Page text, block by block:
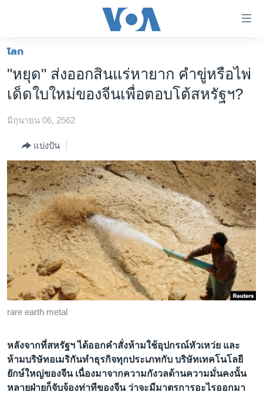
ต่อ
ข้าม
เนื้อหา
ข้าม
หลัก
ข้าม
ไป
การ
ค้นหา
โลก
เอเชีย
สหรัฐฯ
ไทย
ธุรกิจ
วิทยาศาสตร์
สังคมและสุขภาพ
ไลฟ์สไตล์
ตรวจสอบข่าว
เรียนรู้ภาษาอังกฤษ
พอดคาสต์
เลือกภาษา
โลก
"หยุด" ส่งออกสินแร่หายาก คำขู่หรือไพ่
เด็ดใบใหม่ของจีนเพื่อตอบโต้สหรัฐฯ?
มิถุนายน 06, 2562
แบ่งปัน
rare earth metal
หลังจากที่สหรัฐฯ ได้ออกคำสั่งห้ามใช้อุปกรณ์หัวเหว่ย และ
ห้ามบริษัทอเมริกันทำธุรกิจทุกประเภทกับ บริษัทเทคโนโลยี
ยักษ์ใหญ่ของจีน เนื่องมาจากความกังวลด้านความมั่นคงนั้น
หลายฝ่ายก็จับจ้องท่าทีของจีน ว่าจะมีมาตรการอะไรออกมา